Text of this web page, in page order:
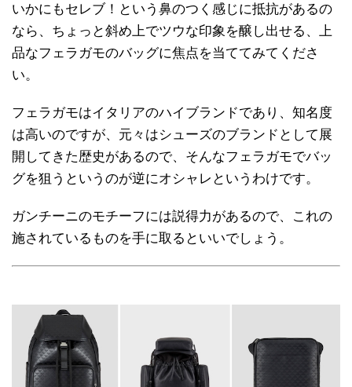
いかにもセレブ！という鼻のつく感じに抵抗があるの
なら、ちょっと斜め上でツウな印象を醸し出せる、上
品なフェラガモのバッグに焦点を当ててみてくださ
い。
フェラガモはイタリアのハイブランドであり、知名度
は高いのですが、元々はシューズのブランドとして展
開してきた歴史があるので、そんなフェラガモでバッ
グを狙うというのが逆にオシャレというわけです。
ガンチーニのモチーフには説得力があるので、これの
施されているものを手に取るといいでしょう。